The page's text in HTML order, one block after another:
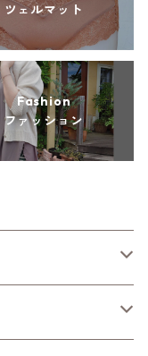
ツェルマット
Fashion
ファッション